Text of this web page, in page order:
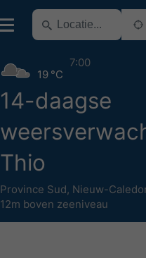
14-daagse
Thio
Province Sud, Nieuw-
12m boven zeeniveau
19 °C
7:00